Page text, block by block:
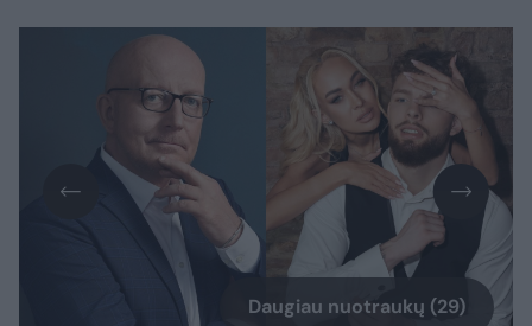
Daugiau nuotraukų (29)